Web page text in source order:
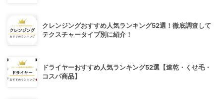
クレンジングおすすめ人気ランキング52選！徹底調査して
テクスチャータイプ別に紹介！
ドライヤーおすすめ人気ランキング52選【速乾・くせ毛・
コスパ商品】